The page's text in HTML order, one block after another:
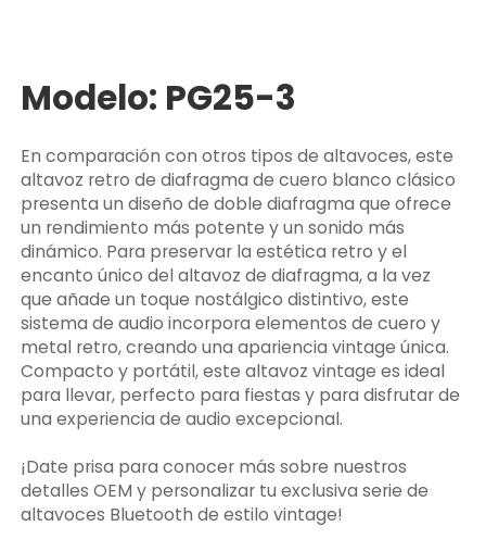
Modelo: PG25-3
En comparación con otros tipos de altavoces, este
altavoz retro de diafragma de cuero blanco clásico
presenta un diseño de doble diafragma que ofrece
un rendimiento más potente y un sonido más
dinámico. Para preservar la estética retro y el
encanto único del altavoz de diafragma, a la vez
que añade un toque nostálgico distintivo, este
sistema de audio incorpora elementos de cuero y
metal retro, creando una apariencia vintage única.
Compacto y portátil, este altavoz vintage es ideal
para llevar, perfecto para fiestas y para disfrutar de
una experiencia de audio excepcional.
¡Date prisa para conocer más sobre nuestros
detalles OEM y personalizar tu exclusiva serie de
altavoces Bluetooth de estilo vintage!